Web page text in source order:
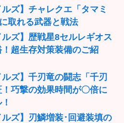
ルズ】チャレクエ「タマミ
取れる武器と戦法
ルズ】歴戦星8セルレギオス
超生存対策装備のご紹
ルズ】千刃竜の闘志「千刃
巧撃の効果時間が〇倍に
ルズ】刃鱗増装･回避装填の